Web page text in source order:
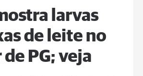
larvas
de leite no
PG; veja